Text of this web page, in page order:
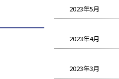
2023年5月
2023年4月
2023年3月